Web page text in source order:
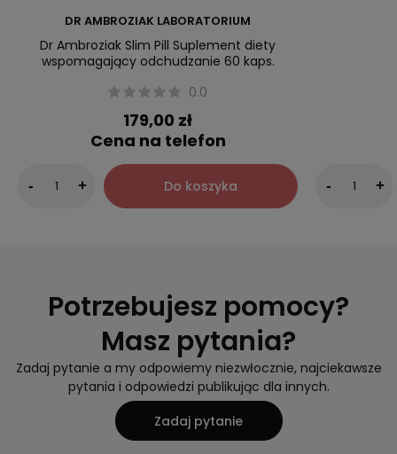
DR AMBROZIAK LABORATORIUM
Dr Ambroziak Slim Pill Suplement diety
wspomagający odchudzanie 60 kaps.
0.0
179,00 zł
Cena na telefon
- + Do koszyka - +
Potrzebujesz pomocy?
Masz pytania?
Zadaj pytanie a my odpowiemy niezwłocznie, najciekawsze
pytania i odpowiedzi publikując dla innych.
Zadaj pytanie